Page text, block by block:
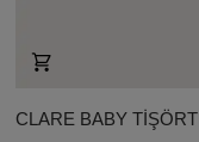
CLARE BABY TİŞÖRT